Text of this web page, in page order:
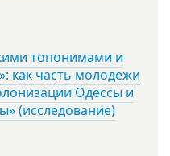
топонимами и
как часть молодежи
Одессы и
(исследование)